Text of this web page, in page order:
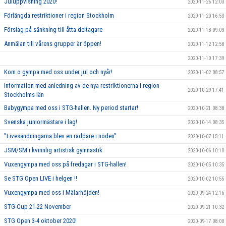
2020-11-26 12:03
Förlängda restriktioner i region Stockholm 2020-11-20 16:53
Förslag på sänkning till åtta deltagare 2020-11-18 09:03
Anmälan till vårens grupper är öppen! 2020-11-12 12:58
2020-11-10 17:39
Kom o gympa med oss under jul och nyår! 2020-11-02 08:57
Information med anledning av de nya restriktionerna i region
Stockholms län
2020-10-29 17:41
Babygympa med oss i STG-hallen. Ny period startar! 2020-10-21 08:38
Svenska juniormästare i lag! 2020-10-14 08:35
”Livesändningarna blev en räddare i nöden” 2020-10-07 15:11
JSM/SM i kvinnlig artistisk gymnastik 2020-10-06 10:10
Vuxengympa med oss på fredagar i STG-hallen! 2020-10-05 10:35
Se STG Open LIVE i helgen !! 2020-10-02 10:55
Vuxengympa med oss i Mälarhöjden! 2020-09-24 12:16
STG-Cup 21-22 November 2020-09-21 10:32
STG Open 3-4 oktober 2020! 2020-09-17 08:00